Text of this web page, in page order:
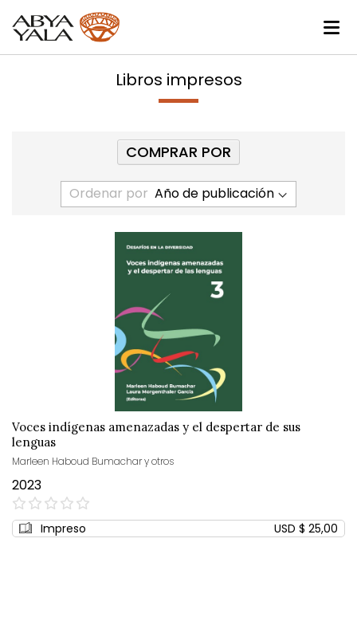
Libros impresos
Ordenar por
Voces indígenas amenazadas y el despertar de sus
lenguas
Marleen Haboud Bumachar y otros
2023
0%
Impreso USD $ 25,00
COMPRAR POR